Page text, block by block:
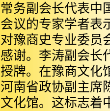
常务副会长代表中
会议的专家学者表
对豫商史专业委员
感谢。李涛副会长
授牌。在豫商文化
河南省政协副主席
文化馆。这标志着